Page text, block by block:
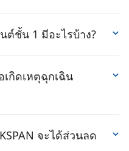
บถามราคาประกันรถยนต์
วิริยะ ประกันรถโตเกียวมา
หน้าที่ภายใน 30 นาที (ใน
แล้วกดเมนู "ขอใบ
ต์ชั้น 1 มีอะไรบ้าง?
วรถที่ทำประกัน บุคคล
ลภายนอก จากความเสีย
ม้ น้ำท่วม ทั้งแบบที่มีคู่กรณี
ตรฐานการซ่อมไม่แตก
เลือกบริษัทประกันชั้นนำที่มี
ะบริการที่เป็นมืออาชีพ
เกิดเหตุฉุกเฉิน
ได้ทั้งกรณีเกิดอุบัติเหตุ
จะได้ส่วนลด